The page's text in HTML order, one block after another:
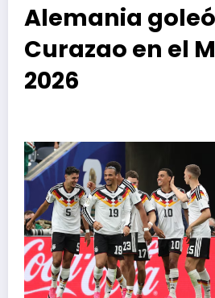
Alemania goleó
Curazao en el
2026